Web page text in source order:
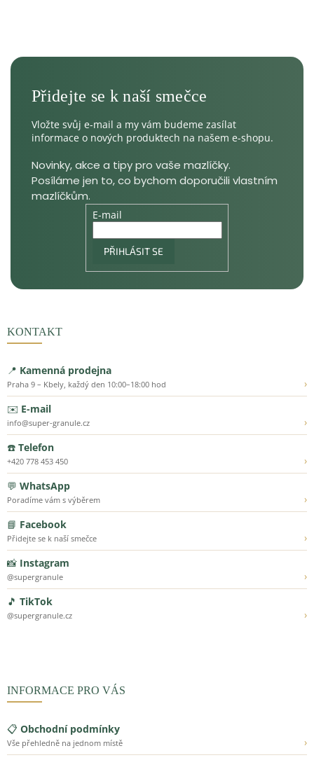
Vložte svůj e-mail a my vám budeme zasílat
informace o nových produktech na našem e-shopu.
E-mail
PŘIHLÁSIT SE
KONTAKT
📍 Kamenná prodejna
Praha 9 – Kbely, každý den 10:00–18:00 hod
›
✉️ E-mail
info@super-granule.cz
›
☎️ Telefon
+420 778 453 450
›
💬 WhatsApp
Poradíme vám s výběrem
›
📘 Facebook
Přidejte se k naší smečce
›
📸 Instagram
@supergranule
›
🎵 TikTok
@supergranule.cz ›
INFORMACE PRO VÁS
📋 Obchodní podmínky
Vše přehledně na jednom místě
›